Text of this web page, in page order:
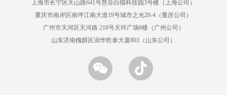
上海市长宁区天山路641号慧谷白猫科技园3号楼（上海公司）
重庆市南岸区南坪江南大道19号城市之光20-4（重庆公司）
广州市天河区天河路 218号天环广场8楼（广州公司）
山东济南槐荫区润华乾泰大厦803（山东公司）